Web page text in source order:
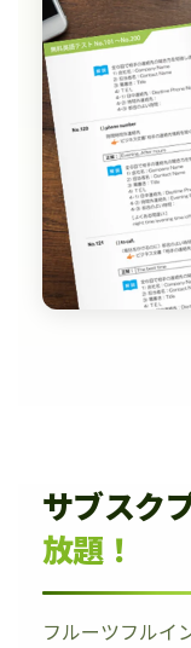
サブスク
放題！
フルーツフルイ